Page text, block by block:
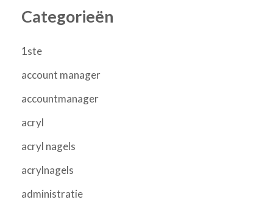
Categorieën
1ste
account manager
accountmanager
acryl
acryl nagels
acrylnagels
administratie